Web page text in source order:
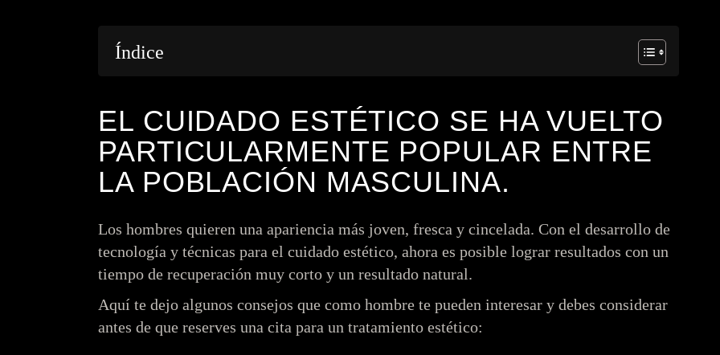
Índice
EL CUIDADO ESTÉTICO SE HA VUELTO
PARTICULARMENTE POPULAR ENTRE
LA POBLACIÓN MASCULINA.
Los hombres quieren una apariencia más joven, fresca y cincelada. Con el desarrollo de
tecnología y técnicas para el cuidado estético, ahora es posible lograr resultados con un
tiempo de recuperación muy corto y un resultado natural.
Aquí te dejo algunos consejos que como hombre te pueden interesar y debes considerar
antes de que reserves una cita para un tratamiento estético: